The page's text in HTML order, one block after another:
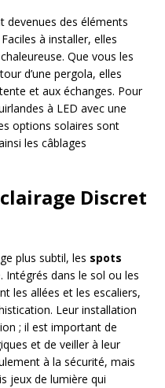
devenues des éléments
à installer, elles
Que vous les
d’une pergola, elles
et aux échanges. Pour
à LED avec une
options solaires sont
les câblages
Discret
plus subtil, les spots
Intégrés dans le sol ou les
les allées et les escaliers,
Leur installation
; il est important de
et de veiller à leur
à la sécurité, mais
jeux de lumière qui